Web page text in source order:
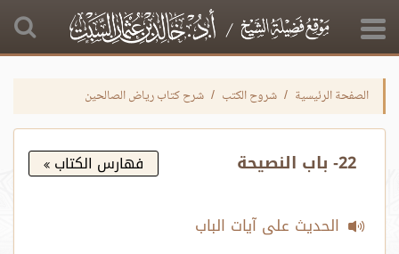
الصفحة الرئيسية شروح الكتب شرح كتاب رياض الصالحين
فهارس الكتاب
الحديث على آيات الباب